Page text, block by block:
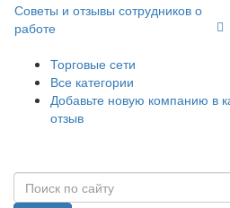
Советы и отзывы сотрудников о
работе
Торговые сети
Все категории
Добавьте новую компанию в
отзыв